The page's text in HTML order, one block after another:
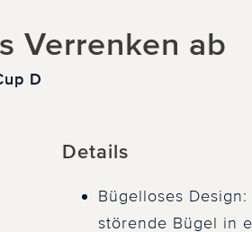
Verrenken ab
D
Details
Bügelloses
störende Bügel in